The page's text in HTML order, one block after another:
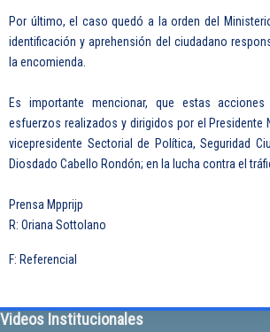
Por último, el caso quedó a la orden del
identificación y aprehensión del ciudadano
la encomienda.
Es importante mencionar, que estas
esfuerzos realizados y dirigidos por el Presidente
vicepresidente Sectorial de Política, Seguridad
Diosdado Cabello Rondón; en la lucha contra el
Prensa Mpprijp
R: Oriana Sottolano
F: Referencial
Videos Institucionales